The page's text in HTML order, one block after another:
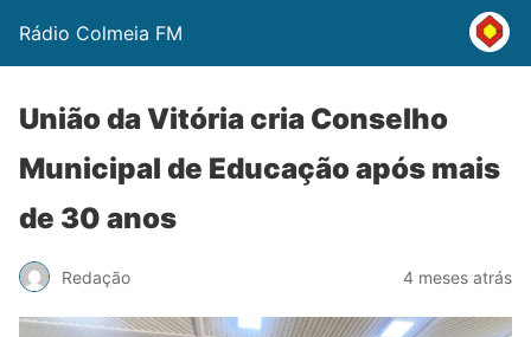
Rádio Colmeia FM
União da Vitória cria Conselho
Municipal de Educação após mais
de 30 anos
Redação 4 meses atrás